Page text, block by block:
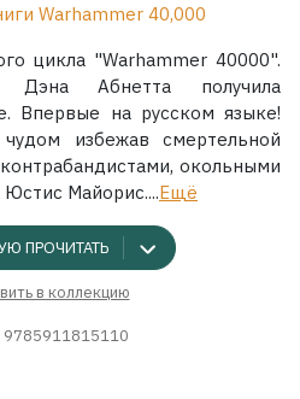
Warhammer 40,000
цикла "Warhammer 40000".
Дэна Абнетта получила
Впервые на русском языке!
избежав смертельной
окольными
Майорис....Ещё
ПРОЧИТАТЬ
в коллекцию
9785911815110